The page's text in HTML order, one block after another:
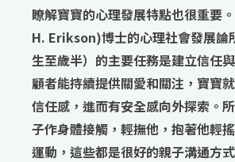
瞭解寶寶的心理發展特點也很重要
H. Erikson)博士的心理社會發展論
生至歲半）的主要任務是建立信任
顧者能持續提供關愛和關注，寶寶
信任感，進而有安全感向外探索。
子作身體接觸，輕撫他，抱著他輕
運動，這些都是很好的親子溝通方式